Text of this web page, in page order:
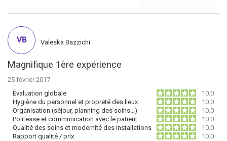
Magnifique 1ère expérience
25 février 2017
Évaluation globale
10.0
Hygiène du personnel et propreté des lieux
10.0
Organisation (séjour, planning des soins…)
10.0
Politesse et communication avec le patient
10.0
Qualité des soins et modernité des installations
10.0
Rapport qualité / prix
10.0
VB Valeska Bazzichi